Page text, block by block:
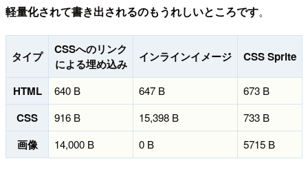
軽量化されて書き出されるのもうれしいところです。
タイプ
CSSへのリンク
による埋め込み
インラインイメージ CSS Sprite
HTML 640 B 647 B 673 B
CSS 916 B 15,398 B 733 B
画像 14,000 B 0 B 5715 B